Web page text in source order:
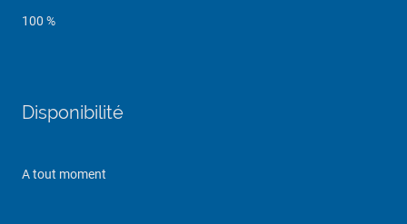
100 %
Disponibilité
A tout moment